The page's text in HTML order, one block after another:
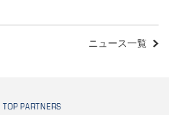
ニュース一覧
PARTNERS